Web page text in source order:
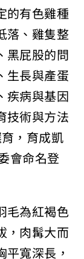
有色雞種
、雞隻整
屁股的問
長與產蛋
病與基因
術與方法
，育成凱
會命名登
為紅褐色
肉髯大而